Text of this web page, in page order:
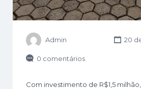
Admin 20
0 comentários
Com investimento de R$1,5